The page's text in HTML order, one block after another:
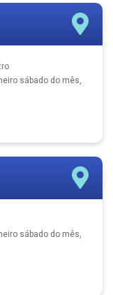
sábado do mês,
sábado do mês,